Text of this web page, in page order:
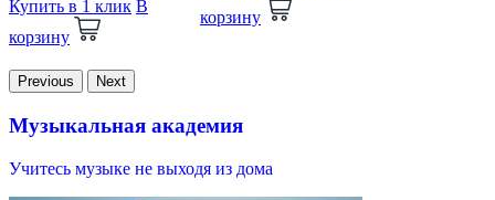
Купить в 1 клик В
корзину
корзину
Previous Next
Музыкальная академия
Учитесь музыке не выходя из дома